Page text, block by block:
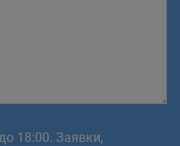
18:00. Заявки,